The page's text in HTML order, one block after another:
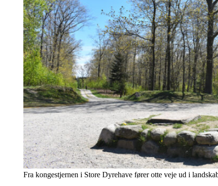
Fra kongestjernen i Store Dyrehave fører otte veje ud i